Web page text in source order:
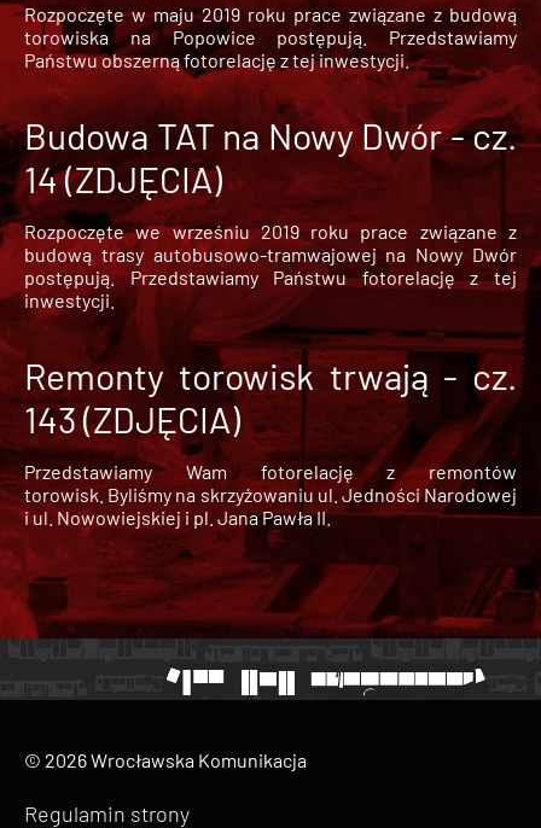
Rozpoczęte w maju 2019 roku prace związane z budową
torowiska na Popowice
postępują. Przedstawiamy
Państwu obszerną fotorelację z tej inwestycji.
Budowa TAT na Nowy Dwór - cz.
14 (ZDJĘCIA)
Rozpoczęte we wrześniu 2019 roku prace związane z
budową trasy autobusowo-tramwajowej na Nowy Dwór
postępują. Przedstawiamy Państwu fotorelację z tej
inwestycji.
Remonty torowisk trwają - cz.
143 (ZDJĘCIA)
Przedstawiamy Wam fotorelację z remontów
torowisk. Byliśmy na skrzyżowaniu ul. Jedności Narodowej
i ul. Nowowiejskiej i pl. Jana Pawła II.
© 2026 Wrocławska Komunikacja
Regulamin strony